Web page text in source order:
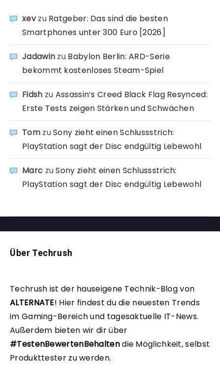
xevzu Ratgeber: Das sind die besten
Smartphones unter 300 Euro [2026]
Jadawin zu Babylon Berlin: ARD-Serie
bekommt kostenloses Steam-Spiel
Fidsh zu Assassin’s Creed Black Flag Resynced:
Erste Tests zeigen Stärken und Schwächen
TomzuSony zieht einen Schlussstrich:
PlayStation sagt der Disc endgültig Lebewohl
Marc zuSony zieht einen Schlussstrich:
PlayStation sagt der Disc endgültig Lebewohl
Über Techrush
Techrush ist der hauseigene Technik-Blog von
ALTERNATE! Hier findest du die neuesten Trends
im Gaming-Bereich und tagesaktuelle IT-News.
Außerdem bieten wir dir über
#TestenBewertenBehaltendie Möglichkeit, selbst
Produkttester zu werden.